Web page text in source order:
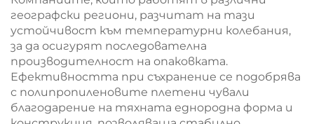
географски региони, разчитат на тази
устойчивост към температурни колебания,
за да осигурят последователна
производителност на опаковката.
Ефективността при съхранение се подобрява
с полипропиленовите плетени чували
благодарение на тяхната еднородна форма и